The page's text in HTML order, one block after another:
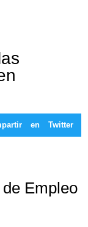
en Twitter
Empleo